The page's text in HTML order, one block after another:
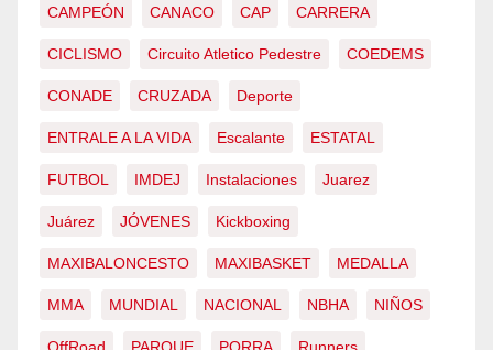
CAMPEÓN CANACO CAP CARRERA
CICLISMO Circuito Atletico Pedestre COEDEMS
CONADE CRUZADA Deporte
ENTRALE A LA VIDA Escalante ESTATAL
FUTBOL IMDEJ Instalaciones Juarez
Juárez JÓVENES Kickboxing
MAXIBALONCESTO MAXIBASKET MEDALLA
MMA MUNDIAL NACIONAL NBHA NIÑOS
OffRoad PARQUE PORRA Runners